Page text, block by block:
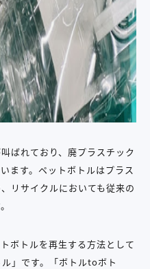
ばれており、廃プラスチック
ます。ペットボトルはプラス
リサイクルにおいても従来の
ボトルを再生する方法として
」です。「ボトルtoボト